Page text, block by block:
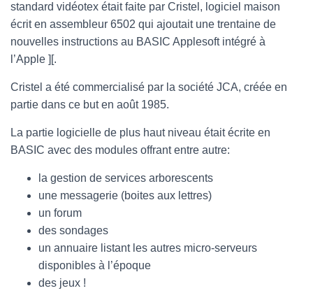
standard vidéotex était faite par Cristel, logiciel maison
écrit en assembleur 6502 qui ajoutait une trentaine de
nouvelles instructions au BASIC Applesoft intégré à
l’Apple ][.
Cristel a été commercialisé par la société JCA, créée en
partie dans ce but en août 1985.
La partie logicielle de plus haut niveau était écrite en
BASIC avec des modules offrant entre autre:
la gestion de services arborescents
une messagerie (boites aux lettres)
un forum
des sondages
un annuaire listant les autres micro-serveurs
disponibles à l’époque
des jeux !